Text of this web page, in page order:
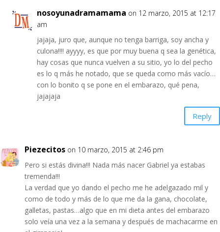
nosoyunadramamama on 12 marzo, 2015 at 12:17
am
jajaja, juro que, aunque no tenga barriga, soy ancha y
culona!!!! ayyyy, es que por muy buena q sea la genética,
hay cosas que nunca vuelven a su sitio, yo lo del pecho
es lo q más he notado, que se queda como más vacío…
con lo bonito q se pone en el embarazo, qué pena,
jajajaja
Reply
Piezecitos on 10 marzo, 2015 at 2:46 pm
Pero si estás divina!!! Nada más nacer Gabriel ya estabas
tremenda!!!
La verdad que yo dando el pecho me he adelgazado mil y
como de todo y más de lo que me da la gana, chocolate,
galletas, pastas…algo que en mi dieta antes del embarazo
solo veía una vez a la semana y después de machacarme en